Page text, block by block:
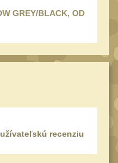
GREY/BLACK, OD
recenziu